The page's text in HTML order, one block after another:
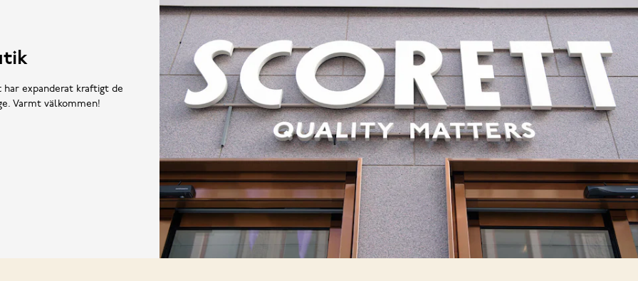
har expanderat kraftigt de
Varmt välkommen!